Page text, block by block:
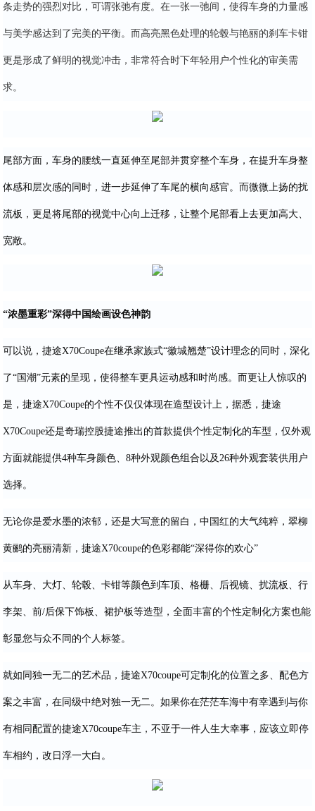
条走势的强烈对比，可谓张弛有度。在一张一弛间，使得车身的力量感
与美学感达到了完美的平衡。而高亮黑色处理的轮毂与艳丽的刹车卡钳
更是形成了鲜明的视觉冲击，非常符合时下年轻用户个性化的审美需
求。
尾部方面，车身的腰线一直延伸至尾部并贯穿整个车身，在提升车身整
体感和层次感的同时，进一步延伸了车尾的横向感官。而微微上扬的扰
流板，更是将尾部的视觉中心向上迁移，让整个尾部看上去更加高大、
宽敞。
“浓墨重彩”深得中国绘画设色神韵
可以说，捷途X70Coupe在继承家族式“徽城翘楚”设计理念的同时，深化
了“国潮”元素的呈现，使得整车更具运动感和时尚感。而更让人惊叹的
是，捷途X70Coupe的个性不仅仅体现在造型设计上，据悉，捷途
X70Coupe还是奇瑞控股捷途推出的首款提供个性定制化的车型，仅外观
方面就能提供4种车身颜色、8种外观颜色组合以及26种外观套装供用户
选择。
无论你是爱水墨的浓郁，还是大写意的留白，中国红的大气纯粹，翠柳
黄鹂的亮丽清新，捷途X70coupe的色彩都能“深得你的欢心”
从车身、大灯、轮毂、卡钳等颜色到车顶、格栅、后视镜、扰流板、行
李架、前/后保下饰板、裙护板等造型，全面丰富的个性定制化方案也能
彰显您与众不同的个人标签。
就如同独一无二的艺术品，捷途X70coupe可定制化的位置之多、配色方
案之丰富，在同级中绝对独一无二。如果你在茫茫车海中有幸遇到与你
有相同配置的捷途X70coupe车主，不亚于一件人生大幸事，应该立即停
车相约，改日浮一大白。